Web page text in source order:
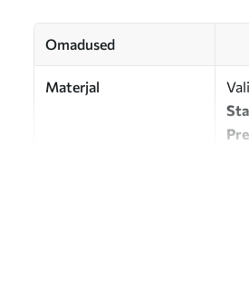
Omadused
Materjal